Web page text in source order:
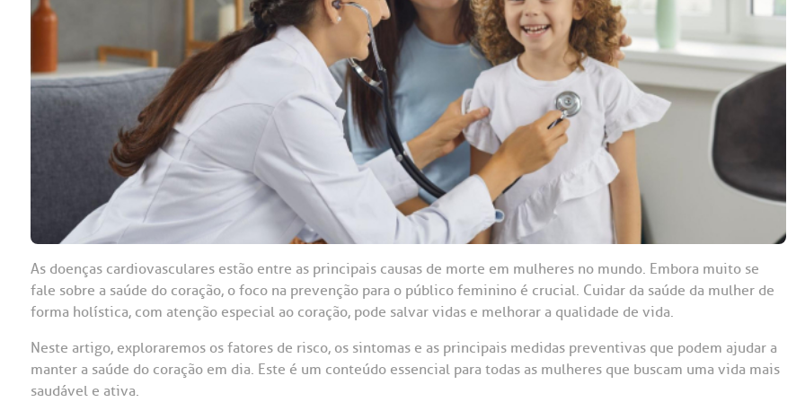
OUVIDORIA:
ouvidoria@bp.org.br
Fale Conosco
Saiba mais
Endereço:
Rua Maestro Cardim, 769
CEP: 01323-001 | Bela
Vista
São Paulo - SP
Endereço:
R. Martiniano de
CEP: 01323-001 |
São Paulo - SP
Teleinterconsulta
Centro de Doenças Autoimunes
As doenças cardiovasculares estão entre as principais causas de morte em mulheres no mundo. Embora muito se
fale sobre a saúde do coração, o foco na prevenção para o público feminino é crucial. Cuidar da saúde da mulher de
forma holística, com atenção especial ao coração, pode salvar vidas e melhorar a qualidade de vida.
Neste artigo, exploraremos os fatores de risco, os sintomas e as principais medidas preventivas que podem ajudar a
manter a saúde do coração em dia. Este é um conteúdo essencial para todas as mulheres que buscam uma vida mais
saudável e ativa.